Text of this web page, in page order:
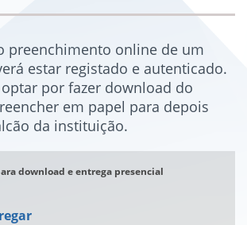
preenchimento online de um
estar registado e autenticado.
por fazer download do
em papel para depois
da instituição.
download e entrega presencial